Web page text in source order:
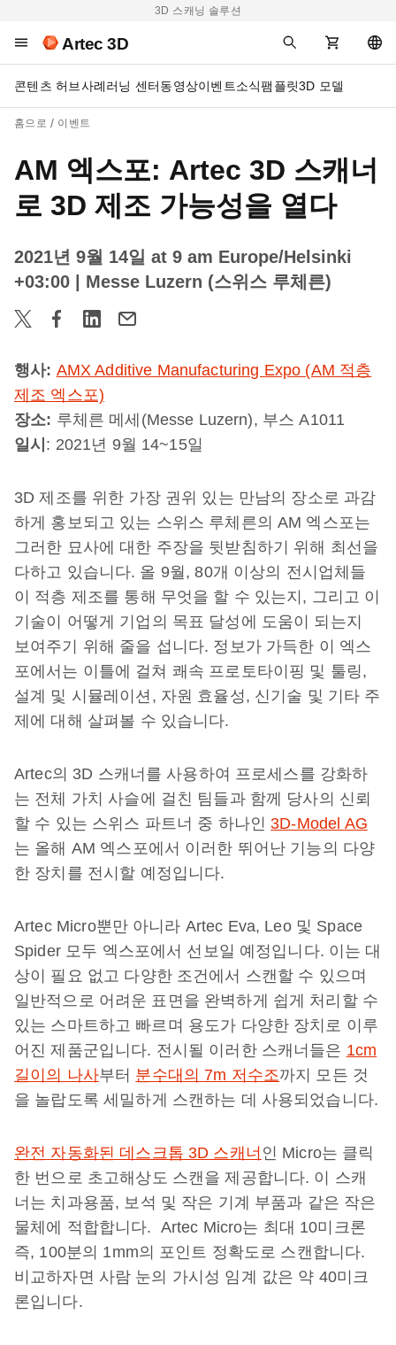
3D 스캐닝 솔루션
Artec 3D
콘텐츠 허브사례러닝 센터동영상이벤트소식팸플릿3D 모델
홈으로 이벤트
AM 엑스포: Artec 3D 스캐너
로 3D 제조 가능성을 열다
2021년 9월 14일 at 9 am Europe/Helsinki
+03:00
| Messe Luzern (스위스 루체른)
행사: AMX Additive Manufacturing Expo (AM 적층
제조 엑스포)
장소: 루체른 메세(Messe Luzern), 부스 A1011
일시 : 2021년 9월 14~15일
3D 제조를 위한 가장 권위 있는 만남의 장소로 과감
하게 홍보되고 있는 스위스 루체른의 AM 엑스포는
그러한 묘사에 대한 주장을 뒷받침하기 위해 최선을
다하고 있습니다. 올 9월, 80개 이상의 전시업체들
이 적층 제조를 통해 무엇을 할 수 있는지, 그리고 이
기술이 어떻게 기업의 목표 달성에 도움이 되는지
보여주기 위해 줄을 섭니다. 정보가 가득한 이 엑스
포에서는 이틀에 걸쳐 쾌속 프로토타이핑 및 툴링,
설계 및 시뮬레이션, 자원 효율성, 신기술 및 기타 주
제에 대해 살펴볼 수 있습니다.
Artec의 3D 스캐너를 사용하여 프로세스를 강화하
는 전체 가치 사슬에 걸친 팀들과 함께 당사의 신뢰
할 수 있는 스위스 파트너 중 하나인3D-Model AG
는 올해 AM 엑스포에서 이러한 뛰어난 기능의 다양
한 장치를 전시할 예정입니다.
Artec Micro뿐만 아니라 Artec Eva, Leo 및 Space
Spider 모두 엑스포에서 선보일 예정입니다. 이는 대
상이 필요 없고 다양한 조건에서 스캔할 수 있으며
일반적으로 어려운 표면을 완벽하게 쉽게 처리할 수
있는 스마트하고 빠르며 용도가 다양한 장치로 이루
어진 제품군입니다. 전시될 이러한 스캐너들은 1cm
길이의 나사부터 분수대의 7m 저수조까지 모든 것
을 놀랍도록 세밀하게 스캔하는 데 사용되었습니다.
완전 자동화된 데스크톱 3D 스캐너 인 Micro는 클릭
한 번으로 초고해상도 스캔을 제공합니다. 이 스캐
너는 치과용품, 보석 및 작은 기계 부품과 같은 작은
물체에 적합합니다. Artec Micro는 최대 10미크론
즉, 100분의 1mm의 포인트 정확도로 스캔합니다.
비교하자면 사람 눈의 가시성 임계 값은 약 40미크
론입니다.